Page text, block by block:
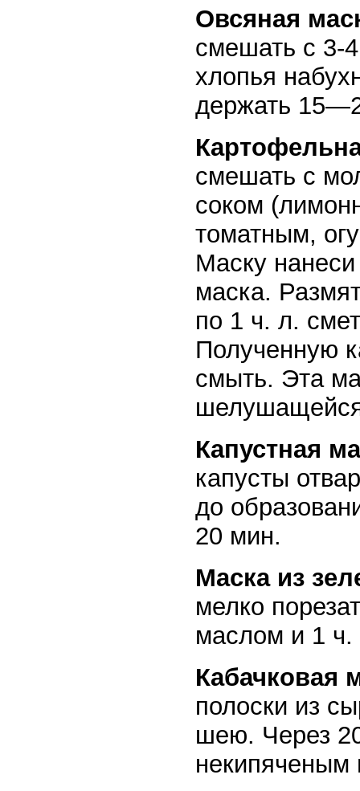
Овсяная
смешать с 3-
хлопья
держать
смешать с
соком
томатным,
Маску
маска.
по 1 ч. л.
Полученную
смыть. Эта
Капустная
капусты
до
20 мин.
Маска из
мелко
маслом и 1 ч.
Кабачковая
полоски из
шею. Через
некипяченым